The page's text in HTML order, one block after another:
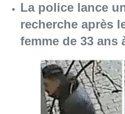
La police lance
recherche après
femme de 33 ans